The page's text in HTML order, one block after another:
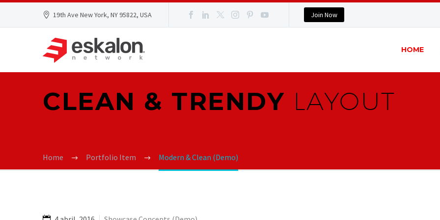
19th Ave New York, NY 95822, USA Join Now
HOME
CLEAN & TRENDY LAYOUT
Home Portfolio Item Modern & Clean (Demo)